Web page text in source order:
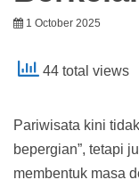
1 October 2025
44 total views
Pariwisata kini
bepergian”, tetapi
membentuk masa